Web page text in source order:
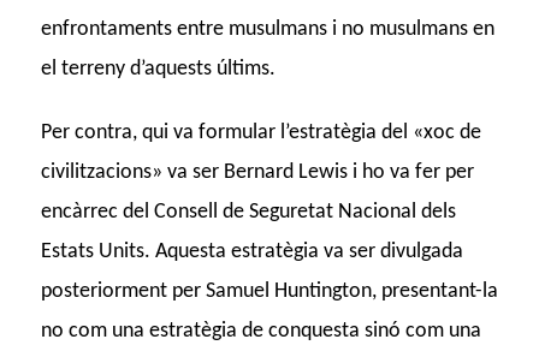
enfrontaments entre musulmans i no musulmans en
el terreny d’aquests últims.
Per contra, qui va formular l’estratègia del «xoc de
civilitzacions» va ser Bernard Lewis i ho va fer per
encàrrec del Consell de Seguretat Nacional dels
Estats Units. Aquesta estratègia va ser divulgada
posteriorment per Samuel Huntington, presentant-la
no com una estratègia de conquesta sinó com una